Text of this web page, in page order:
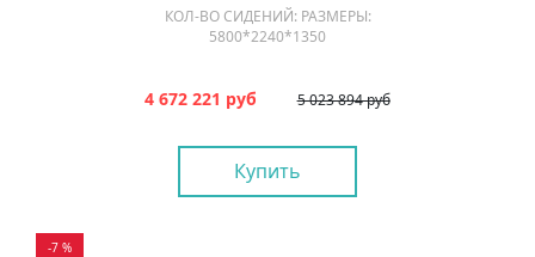
КОЛ-ВО СИДЕНИЙ: РАЗМЕРЫ:
5800*2240*1350
5 023 894 руб
4 672 221 руб
Купить
-7 %